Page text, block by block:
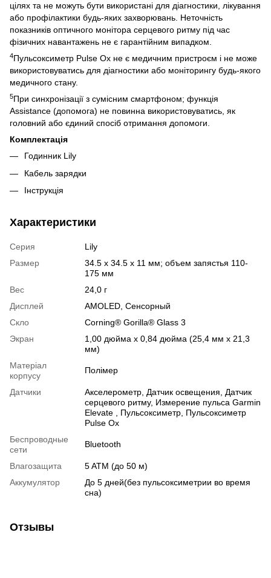
цілях та не можуть бути використані для діагностики, лікування
або профілактики будь-яких захворювань. Неточність
показників оптичного монітора серцевого ритму під час
фізичних навантажень не є гарантійним випадком.
4Пульсоксиметр Pulse Ox не є медичним пристроєм і не може
використовуватись для діагностики або моніторингу будь-якого
медичного стану.
5При синхронізації з сумісним смартфоном; функція
Assistance (допомога) не повинна використовуватись, як
головний або єдиний спосіб отримання допомоги.
Комплектація
Годинник Lily
Кабель зарядки
Інструкція
Характеристики
Серия
Lily
Размер
34.5 x 34.5 x 11 мм; объем запястья 110-
175 мм
Вес
24,0 г
Дисплей
AMOLED Сенсорный
Скло
Corning® Gorilla® Glass 3
Экран
1,00 дюйма x 0,84 дюйма (25,4 мм x 21,3
мм)
Матеріал
корпусу
Полімер
Датчики Акселерометр Датчик освещения
Датчик
серцевого ритму, Измерение пульса Garmin
Elevate
Пульсоксиметр Пульсоксиметр
Pulse Ox
Беспроводные
сети
Bluetooth
Влагозащита
5 ATM (до 50 м)
Аккумулятор
До 5 дней(без пульсоксиметрии во время
сна)
Отзывы